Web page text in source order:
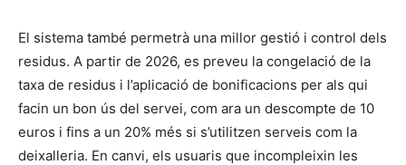
El sistema també permetrà una millor gestió i control dels
residus. A partir de 2026, es preveu la congelació de la
taxa de residus i l’aplicació de bonificacions per als qui
facin un bon ús del servei, com ara un descompte de 10
euros i fins a un 20% més si s’utilitzen serveis com la
deixalleria. En canvi, els usuaris que incompleixin les